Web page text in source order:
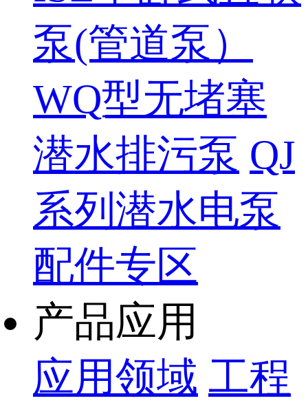
泵(管道泵）
WQ型无堵塞
潜水排污泵 QJ
系列潜水电泵
配件专区
产品应用
应用领域 工程